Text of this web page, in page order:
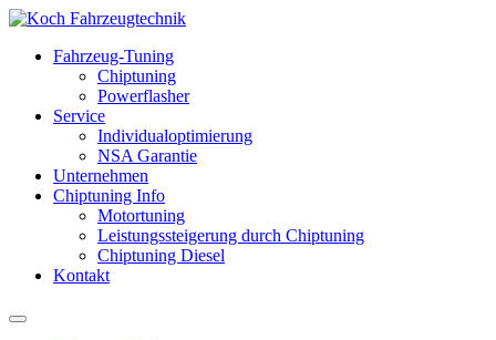
Fahrzeug-Tuning
Chiptuning
Powerflasher
Service
Individualoptimierung
NSA Garantie
Unternehmen
Chiptuning Info
Motortuning
Leistungssteigerung durch Chiptuning
Chiptuning Diesel
Kontakt